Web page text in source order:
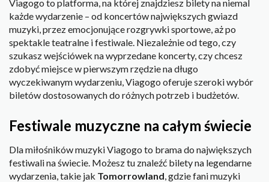
Viagogo to platforma, na której znajdziesz bilety na niemal
każde wydarzenie – od koncertów największych gwiazd
muzyki, przez emocjonujące rozgrywki sportowe, aż po
spektakle teatralne i festiwale. Niezależnie od tego, czy
szukasz wejściówek na wyprzedane koncerty, czy chcesz
zdobyć miejsce w pierwszym rzędzie na długo
wyczekiwanym wydarzeniu, Viagogo oferuje szeroki wybór
biletów dostosowanych do różnych potrzeb i budżetów.
Festiwale muzyczne na całym świecie
Dla miłośników muzyki Viagogo to brama do największych
festiwali na świecie. Możesz tu znaleźć bilety na legendarne
wydarzenia, takie jak Tomorrowland , gdzie fani muzyki